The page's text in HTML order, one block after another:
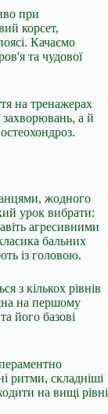
при
корсет,
Качаємо
та чудової
на тренажерах
а й
жодного
урок вибрати:
агресивними
бальних
із головою.
з кількох рівнів
на першому
його базові
ритми, складніші
на вищі рівні